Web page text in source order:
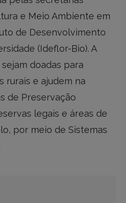
e Meio Ambiente em
de Desenvolvimento
(Ideflor-Bio). A
doadas para
rurais e ajudem na
de Preservação
legais e áreas de
por meio de Sistemas